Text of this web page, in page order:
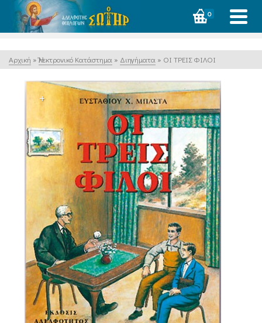
0
Αρχική » Ἠλεκτρονικό Κατάστημα » Διηγήματα » ΟΙ ΤΡΕΙΣ ΦΙΛΟΙ